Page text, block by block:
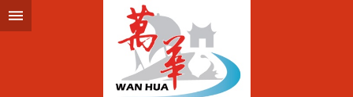
跳到主要內容區塊